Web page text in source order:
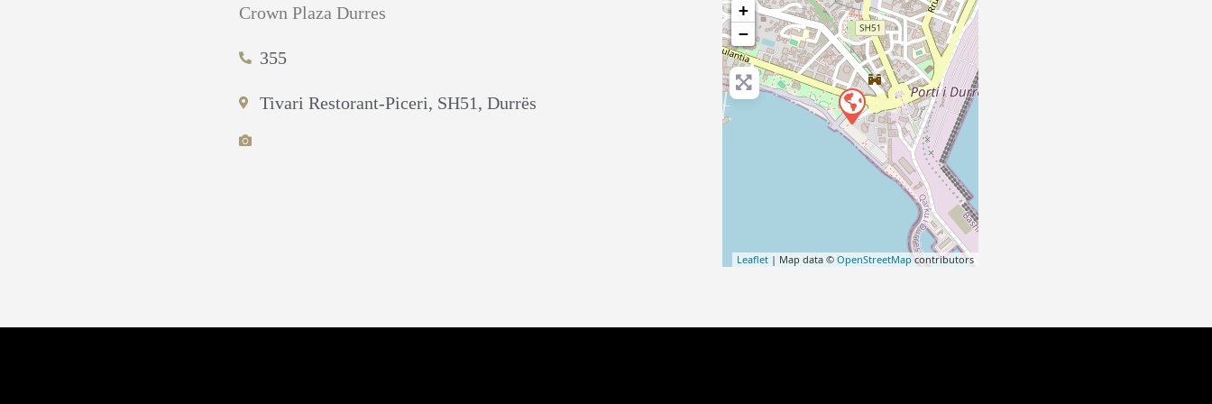
Crown Plaza Durres
355
Tivari Restorant-Piceri, SH51, Durrës
+
−
Leaflet | Map data ©OpenStreetMapcontributors